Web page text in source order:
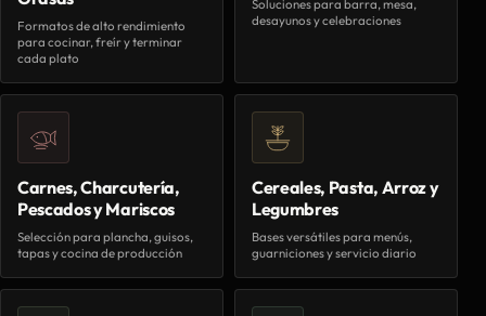
Formatos de alto rendimiento
para cocinar, freír y terminar
cada plato
Soluciones para barra, mesa,
desayunos y celebraciones
Carnes, Charcutería,
Pescados y Mariscos
Selección para plancha, guisos,
tapas y cocina de producción
Cereales, Pasta, Arroz y
Legumbres
Bases versátiles para menús,
guarniciones y servicio diario